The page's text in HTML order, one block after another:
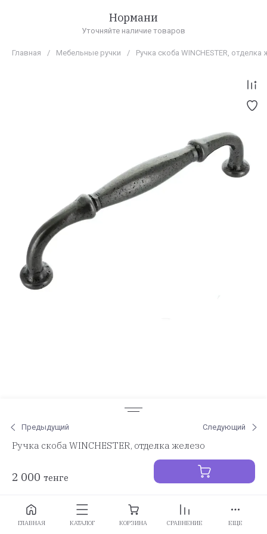
Нормани
Уточняйте наличие товаров
Главная / Мебельные ручки / Ручка скоба WINCHESTER, отделка
Предыдущий Следующий
Ручка скоба WINCHESTER, отделка железо
2 000 тенге
Заказать
ГЛАВНАЯ КАТАЛОГ КОРЗИНА СРАВНЕНИЕ ЕЩЕ